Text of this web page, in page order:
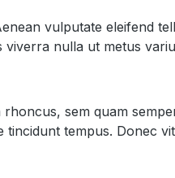
vulputate eleifend
nulla ut metus
sem quam
tempus. Donec